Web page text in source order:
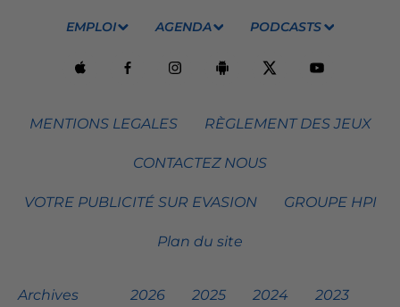
EMPLOI AGENDA PODCASTS
MENTIONS LEGALES RÈGLEMENT DES JEUX
CONTACTEZ NOUS
VOTRE PUBLICITÉ SUR EVASION GROUPE HPI
Plan du site
Archives 2026 2025 2024 2023